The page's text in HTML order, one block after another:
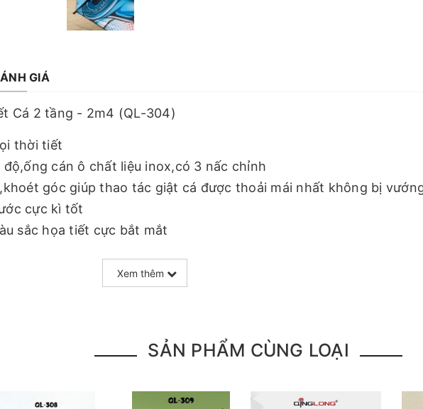
GIÁ
Cá 2 tầng - 2m4 (QL-304)
thời tiết
cán ô chất liệu inox,có 3 nấc chỉnh
góc giúp thao tác giật cá được thoải mái nhất không bị
cực kì tốt
sắc họa tiết cực bắt mắt
Xem thêm
SẢN PHẨM CÙNG LOẠI